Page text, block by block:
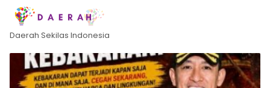
Daerah Sekilas Indonesia